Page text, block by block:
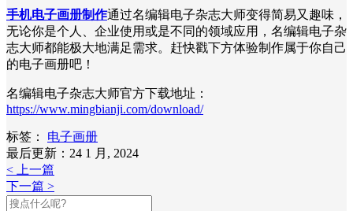
手机电子画册制作通过名编辑电子杂志大师变得简易又趣味，
无论你是个人、企业使用或是不同的领域应用，名编辑电子杂
志大师都能极大地满足需求。赶快戳下方体验制作属于你自己
的电子画册吧！
名编辑电子杂志大师官方下载地址：
https://www.mingbianji.com/download/
标签：
电子画册
最后更新：24 1 月, 2024
< 上一篇
下一篇 >